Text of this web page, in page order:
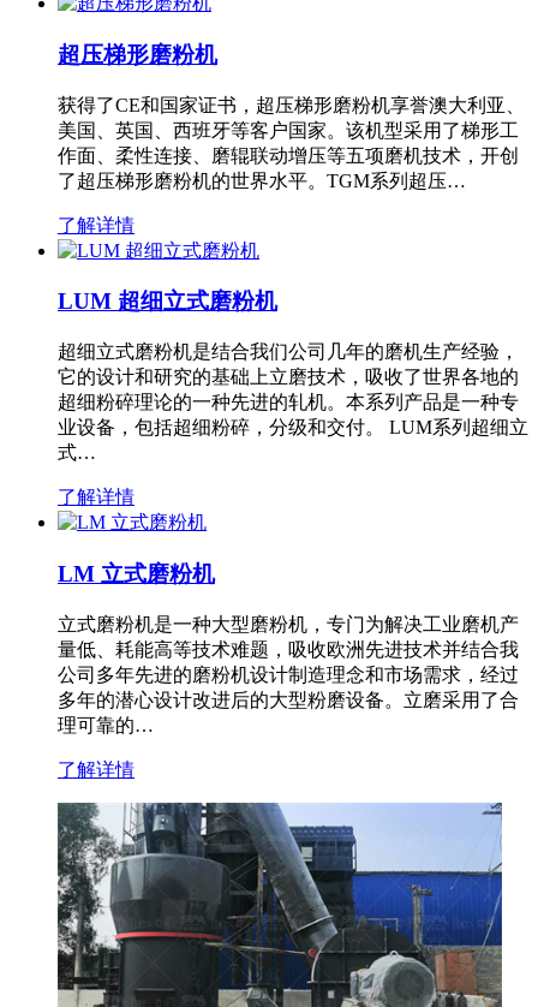
超压梯形磨粉机
获得了CE和国家证书，超压梯形磨粉机享誉澳大利亚、
美国、英国、西班牙等客户国家。该机型采用了梯形工
作面、柔性连接、磨辊联动增压等五项磨机技术，开创
了超压梯形磨粉机的世界水平。TGM系列超压…
了解详情
LUM 超细立式磨粉机
超细立式磨粉机是结合我们公司几年的磨机生产经验，
它的设计和研究的基础上立磨技术，吸收了世界各地的
超细粉碎理论的一种先进的轧机。本系列产品是一种专
业设备，包括超细粉碎，分级和交付。 LUM系列超细立
式…
了解详情
LM 立式磨粉机
立式磨粉机是一种大型磨粉机，专门为解决工业磨机产
量低、耗能高等技术难题，吸收欧洲先进技术并结合我
公司多年先进的磨粉机设计制造理念和市场需求，经过
多年的潜心设计改进后的大型粉磨设备。立磨采用了合
理可靠的…
了解详情